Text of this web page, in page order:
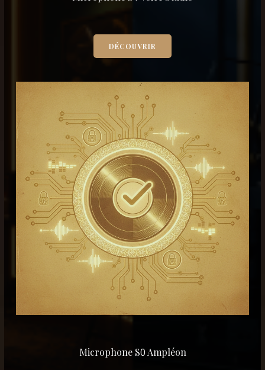
DÉCOUVRIR
Microphone S0 Ampléon